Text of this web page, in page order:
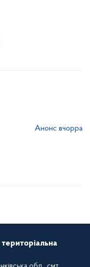
Анонс вчорра
територіальна